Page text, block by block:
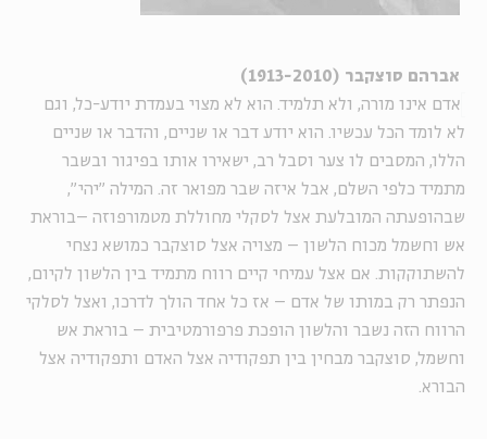
אברהם סוצקבר (1913-2010)
אדם אינו מורה, ולא תלמיד. הוא לא מצוי בעמדת יודע-כל, וגם
לא לומד הכל עכשיו. הוא יודע דבר או שניים, והדבר או שניים
הללו, המסבים לו צער וסבל רב, ישאירו אותו בפיגור ובשבר
מתמיד כלפי השלם, אבל איזה שבר מפואר זה. המילה "יהי",
שבהופעתה המובלעת אצל לסקלי מחוללת מטמורפוזה –בוראת
אש וחשמל מכוח הלשון – מצויה אצל סוצקבר כמושא נצחי
להשתוקקות. אם אצל עמיחי קיים רווח מתמיד בין הלשון לקיום,
הנפתר רק במותו של אדם – אז כל אחד הולך לדרכו, ואצל לסלקי
הרווח הזה נשבר והלשון הופכת פרפורמטיבית – בוראת אש
וחשמל, סוצקבר מבחין בין תפקודיה אצל האדם ותפקודיה אצל
הבורא.